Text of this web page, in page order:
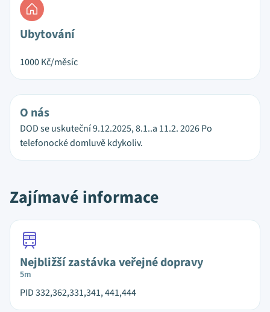
Ubytování
1000Kč/měsíc
O nás
DOD se uskuteční 9.12.2025, 8.1..a 11.2. 2026 Po
telefonocké domluvě kdykoliv.
Zajímavé informace
Nejbližší zastávka veřejné dopravy
5m
PID 332,362,331,341, 441,444